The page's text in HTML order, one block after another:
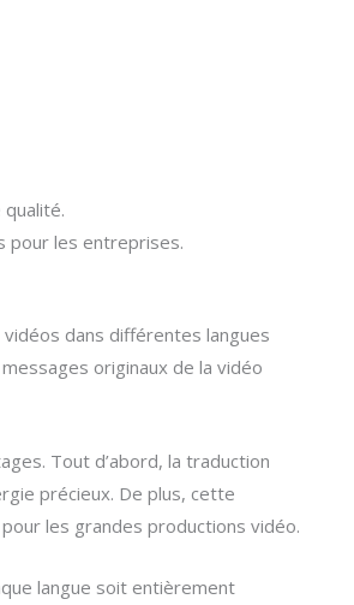
pour les entreprises.
dans différentes langues
originaux de la vidéo
Tout d’abord, la traduction
précieux. De plus, cette
les grandes productions vidéo.
langue soit entièrement